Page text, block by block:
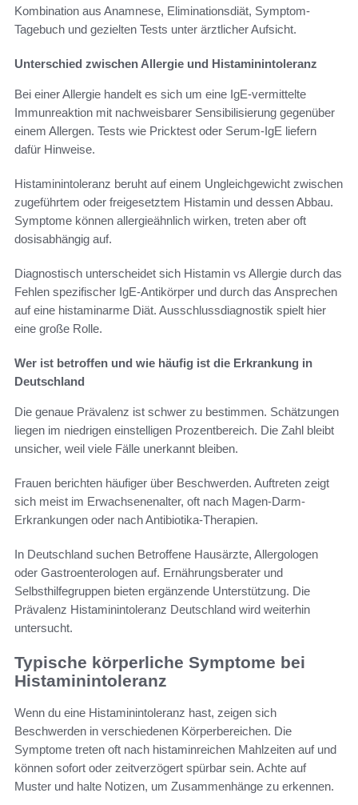
Kombination aus Anamnese, Eliminationsdiät, Symptom-
Tagebuch und gezielten Tests unter ärztlicher Aufsicht.
Unterschied zwischen Allergie und Histaminintoleranz
Bei einer Allergie handelt es sich um eine IgE-vermittelte
Immunreaktion mit nachweisbarer Sensibilisierung gegenüber
einem Allergen. Tests wie Pricktest oder Serum-IgE liefern
dafür Hinweise.
Histaminintoleranz beruht auf einem Ungleichgewicht zwischen
zugeführtem oder freigesetztem Histamin und dessen Abbau.
Symptome können allergieähnlich wirken, treten aber oft
dosisabhängig auf.
Diagnostisch unterscheidet sich Histamin vs Allergie durch das
Fehlen spezifischer IgE-Antikörper und durch das Ansprechen
auf eine histaminarme Diät. Ausschlussdiagnostik spielt hier
eine große Rolle.
Wer ist betroffen und wie häufig ist die Erkrankung in
Deutschland
Die genaue Prävalenz ist schwer zu bestimmen. Schätzungen
liegen im niedrigen einstelligen Prozentbereich. Die Zahl bleibt
unsicher, weil viele Fälle unerkannt bleiben.
Frauen berichten häufiger über Beschwerden. Auftreten zeigt
sich meist im Erwachsenenalter, oft nach Magen-Darm-
Erkrankungen oder nach Antibiotika-Therapien.
In Deutschland suchen Betroffene Hausärzte, Allergologen
oder Gastroenterologen auf. Ernährungsberater und
Selbsthilfegruppen bieten ergänzende Unterstützung. Die
Prävalenz Histaminintoleranz Deutschland wird weiterhin
untersucht.
Typische körperliche Symptome bei
Histaminintoleranz
Wenn du eine Histaminintoleranz hast, zeigen sich
Beschwerden in verschiedenen Körperbereichen. Die
Symptome treten oft nach histaminreichen Mahlzeiten auf und
können sofort oder zeitverzögert spürbar sein. Achte auf
Muster und halte Notizen, um Zusammenhänge zu erkennen.